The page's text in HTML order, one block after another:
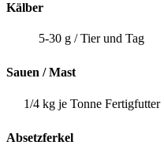
Kälber
5-30 g / Tier und Tag
Sauen / Mast
1/4 kg je Tonne Fertigfutter
Absetzferkel